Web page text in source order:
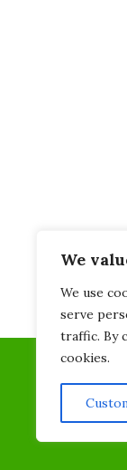
We
We use
serve
traffic. By
cookies.